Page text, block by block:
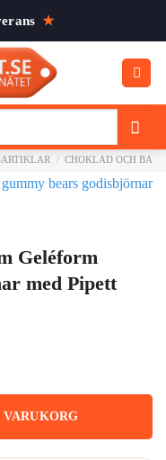
★
/ CHOKLAD OCH
Geléform
med Pipett